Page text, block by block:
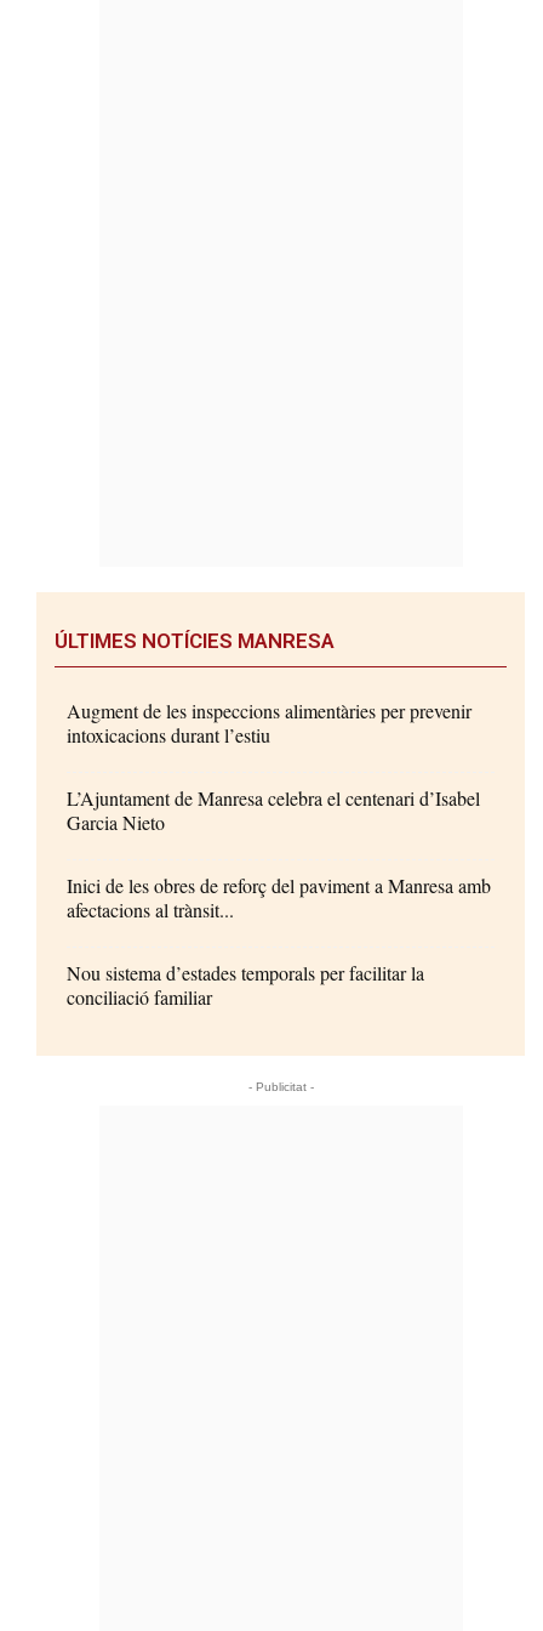
ÚLTIMES NOTÍCIES MANRESA
Augment de les inspeccions alimentàries per prevenir
intoxicacions durant l’estiu
L’Ajuntament de Manresa celebra el centenari d’Isabel
Garcia Nieto
Inici de les obres de reforç del paviment a Manresa amb
afectacions al trànsit...
Nou sistema d’estades temporals per facilitar la
conciliació familiar
- Publicitat -